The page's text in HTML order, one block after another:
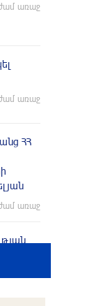
առաջ
առաջ
ՀՀ
առաջ